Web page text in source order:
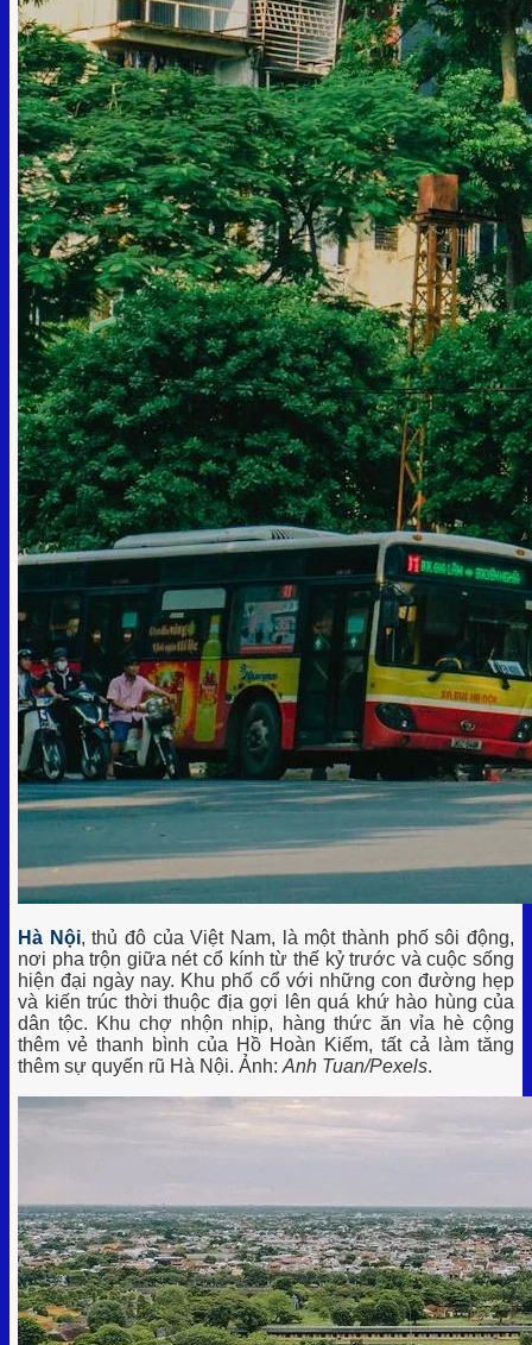
Hà Nội, thủ đô của Việt Nam, là một thành phố sôi động,
nơi pha trộn giữa nét cổ kính từ thế kỷ trước và cuộc sống
hiện đại ngày nay. Khu phố cổ với những con đường hẹp
và kiến trúc thời thuộc địa gợi lên quá khứ hào hùng của
dân tộc. Khu chợ nhộn nhịp, hàng thức ăn vỉa hè cộng
thêm vẻ thanh bình của Hồ Hoàn Kiếm, tất cả làm tăng
thêm sự quyến rũ Hà Nội. Ảnh: Anh Tuan/Pexels.